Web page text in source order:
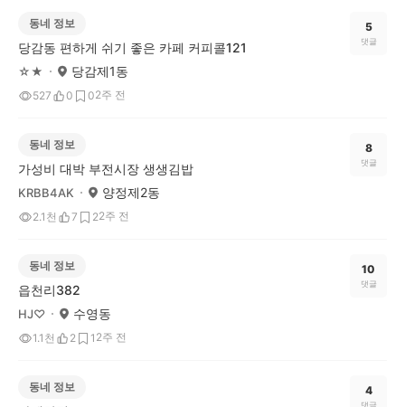
동네 정보
당감동 편하게 쉬기 좋은 카페 커피콜121
☆★ 당감제1동
527 0 02주 전
5
댓글
동네 정보
가성비 대박 부전시장 생생김밥
KRBB4AK 양정제2동
2.1천 7 22주 전
8
댓글
동네 정보
읍천리382
HJ♡ 수영동
1.1천 2 1 2주 전
10
댓글
동네 정보 4
댓글